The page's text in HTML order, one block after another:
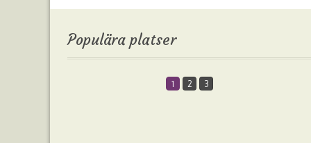
Populära platser
1 2 3